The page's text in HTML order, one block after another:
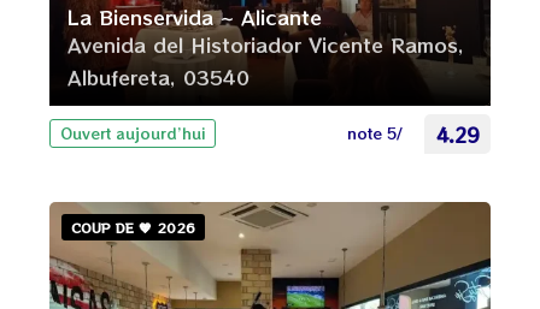
La Bienservida ~ Alicante
Avenida del Historiador Vicente Ramos,
Albufereta, 03540
Ouvert aujourd’hui note 5/ 4.29
COUP DE 🧡 2026